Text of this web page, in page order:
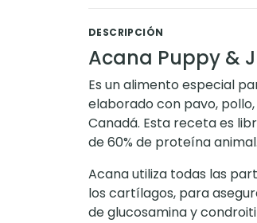
DESCRIPCIÓN
Acana Puppy &
Es un alimento especial
elaborado con pavo,
Canadá. Esta receta es
de 60% de proteína animal.
Acana utiliza todas las
los cartílagos, para
de glucosamina y